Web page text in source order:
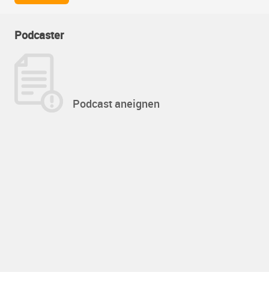
Podcaster
Podcast aneignen